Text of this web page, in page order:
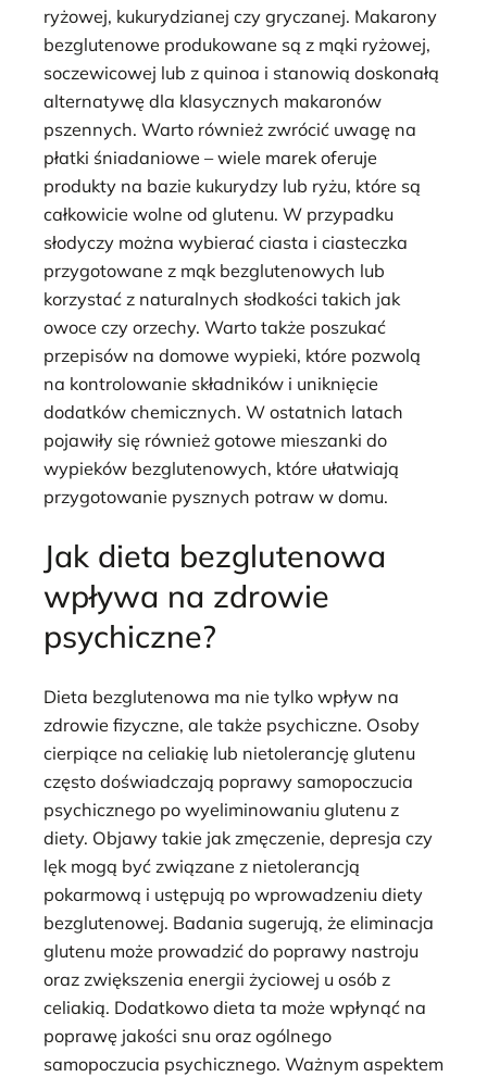
ryżowej, kukurydzianej czy gryczanej. Makarony
bezglutenowe produkowane są z mąki ryżowej,
soczewicowej lub z quinoa i stanowią doskonałą
alternatywę dla klasycznych makaronów
pszennych. Warto również zwrócić uwagę na
płatki śniadaniowe – wiele marek oferuje
produkty na bazie kukurydzy lub ryżu, które są
całkowicie wolne od glutenu. W przypadku
słodyczy można wybierać ciasta i ciasteczka
przygotowane z mąk bezglutenowych lub
korzystać z naturalnych słodkości takich jak
owoce czy orzechy. Warto także poszukać
przepisów na domowe wypieki, które pozwolą
na kontrolowanie składników i uniknięcie
dodatków chemicznych. W ostatnich latach
pojawiły się również gotowe mieszanki do
wypieków bezglutenowych, które ułatwiają
przygotowanie pysznych potraw w domu.
Jak dieta bezglutenowa
wpływa na zdrowie
psychiczne?
Dieta bezglutenowa ma nie tylko wpływ na
zdrowie fizyczne, ale także psychiczne. Osoby
cierpiące na celiakię lub nietolerancję glutenu
często doświadczają poprawy samopoczucia
psychicznego po wyeliminowaniu glutenu z
diety. Objawy takie jak zmęczenie, depresja czy
lęk mogą być związane z nietolerancją
pokarmową i ustępują po wprowadzeniu diety
bezglutenowej. Badania sugerują, że eliminacja
glutenu może prowadzić do poprawy nastroju
oraz zwiększenia energii życiowej u osób z
celiakią. Dodatkowo dieta ta może wpłynąć na
poprawę jakości snu oraz ogólnego
samopoczucia psychicznego. Ważnym aspektem